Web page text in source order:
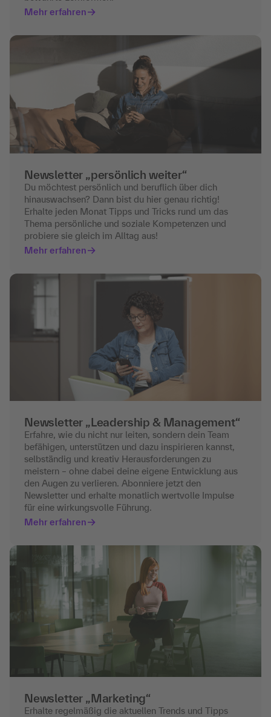
Mehr erfahren
Newsletter „persönlich weiter“
Du möchtest persönlich und beruflich über dich
hinauswachsen? Dann bist du hier genau richtig!
Erhalte jeden Monat Tipps und Tricks rund um das
Thema persönliche und soziale Kompetenzen und
probiere sie gleich im Alltag aus!
Mehr erfahren
Newsletter „Leadership & Management“
Erfahre, wie du nicht nur leiten, sondern dein Team
befähigen, unterstützen und dazu inspirieren kannst,
selbständig und kreativ Herausforderungen zu
meistern – ohne dabei deine eigene Entwicklung aus
den Augen zu verlieren. Abonniere jetzt den
Newsletter und erhalte monatlich wertvolle Impulse
für eine wirkungsvolle Führung.
Mehr erfahren
Newsletter „Marketing“
Erhalte regelmäßig die aktuellen Trends und Tipps